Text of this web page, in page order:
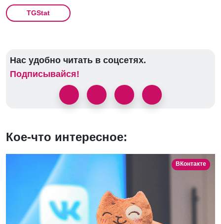
TGStat
Нас удобно читать в соцсетях.
Подписывайся!
Кое-что интересное:
ВКонтакте